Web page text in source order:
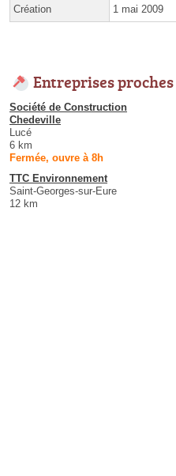
Création 1 mai 2009
Entreprises proches
Société de Construction
Chedeville
Lucé
6 km
Fermée, ouvre à 8h
TTC Environnement
Saint-Georges-sur-Eure
12 km